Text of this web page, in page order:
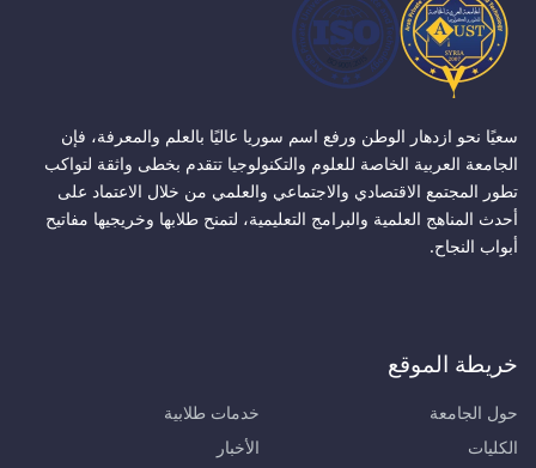
سعيًا نحو ازدهار الوطن ورفع اسم سوريا عاليًا بالعلم والمعرفة، فإن
الجامعة العربية الخاصة للعلوم والتكنولوجيا تتقدم بخطى واثقة لتواكب
تطور المجتمع الاقتصادي والاجتماعي والعلمي من خلال الاعتماد على
أحدث المناهج العلمية والبرامج التعليمية، لتمنح طلابها وخريجيها مفاتيح
أبواب النجاح.
خريطة الموقع
حول الجامعة
الكليات
خدمات طلابية
الأخبار